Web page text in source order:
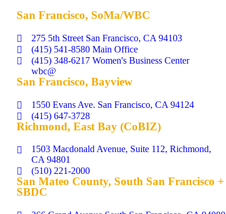
San Francisco, SoMa/WBC
275 5th Street San Francisco, CA 94103
(415) 541-8580 Main Office
(415) 348-6217 Women's Business Center
wbc@
San Francisco, Bayview
1550 Evans Ave. San Francisco, CA 94124
(415) 647-3728
Richmond, East Bay (CoBIZ)
1503 Macdonald Avenue, Suite 112, Richmond,
CA 94801
(510) 221-2000
San Mateo County, South San Francisco +
SBDC